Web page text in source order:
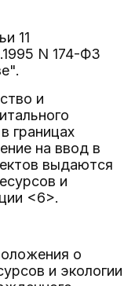
11
N 174-ФЗ
и
границах
на ввод в
выдаются
и
<6>.
о
и экологии